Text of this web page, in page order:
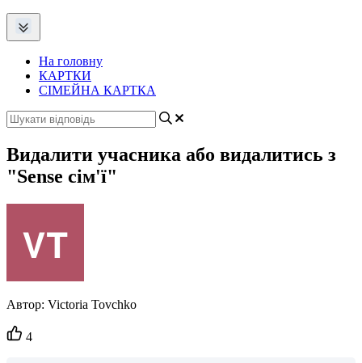
На головну
КАРТКИ
СІМЕЙНА КАРТКА
Видалити учасника або видалитись з
"Sense сім'ї"
Автор: Victoria Tovchko
Кількість
вподобайок:
4